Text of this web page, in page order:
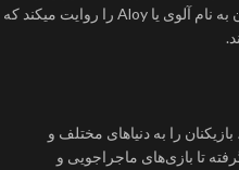
فروپاشی تمدن رخ میدهد و داستان یک زن به نام آلوی یا Aloy را روایت میکند که
را به دنیاهای مختلف و
تا بازی‌های ماجراجویی و